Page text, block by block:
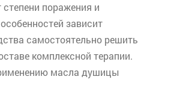
поражения и
зависит
самостоятельно решить
комплексной терапии.
масла душицы